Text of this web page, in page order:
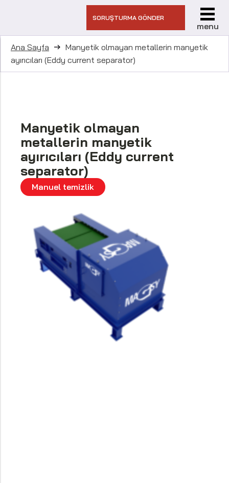
SORUŞTURMA GÖNDER
menu
Ana Sayfa
Manyetik olmayan metallerin manyetik
ayırıcıları (Eddy current separator)
Manyetik olmayan
metallerin manyetik
ayırıcıları (Eddy current
separator)
Manuel temizlik